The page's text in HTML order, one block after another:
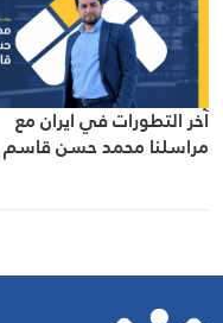
آخر التطورات في ايران مع
مراسلنا محمد حسن قاسم